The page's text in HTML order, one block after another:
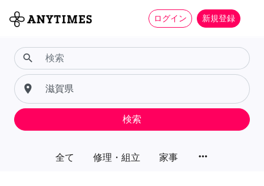
ログイン 新規登録
全て 修理・組立 家事 more_horiz
search
place
検索